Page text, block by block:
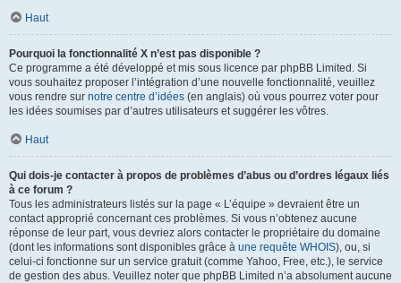
Haut
Pourquoi la fonctionnalité X n’est pas disponible ?
Ce programme a été développé et mis sous licence par phpBB Limited. Si
vous souhaitez proposer l’intégration d’une nouvelle fonctionnalité, veuillez
vous rendre sur notre centre d’idées (en anglais) où vous pourrez voter pour
les idées soumises par d’autres utilisateurs et suggérer les vôtres.
Haut
Qui dois-je contacter à propos de problèmes d’abus ou d’ordres légaux liés
à ce forum ?
Tous les administrateurs listés sur la page « L’équipe » devraient être un
contact approprié concernant ces problèmes. Si vous n’obtenez aucune
réponse de leur part, vous devriez alors contacter le propriétaire du domaine
(dont les informations sont disponibles grâce à une requête WHOIS), ou, si
celui-ci fonctionne sur un service gratuit (comme Yahoo, Free, etc.), le service
de gestion des abus. Veuillez noter que phpBB Limited n’a absolument aucune